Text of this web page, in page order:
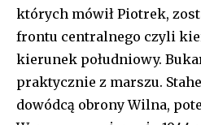
których mówił Piotrek,
frontu centralnego czyli
kierunek południowy.
praktycznie z marszu.
dowódcą obrony Wilna,